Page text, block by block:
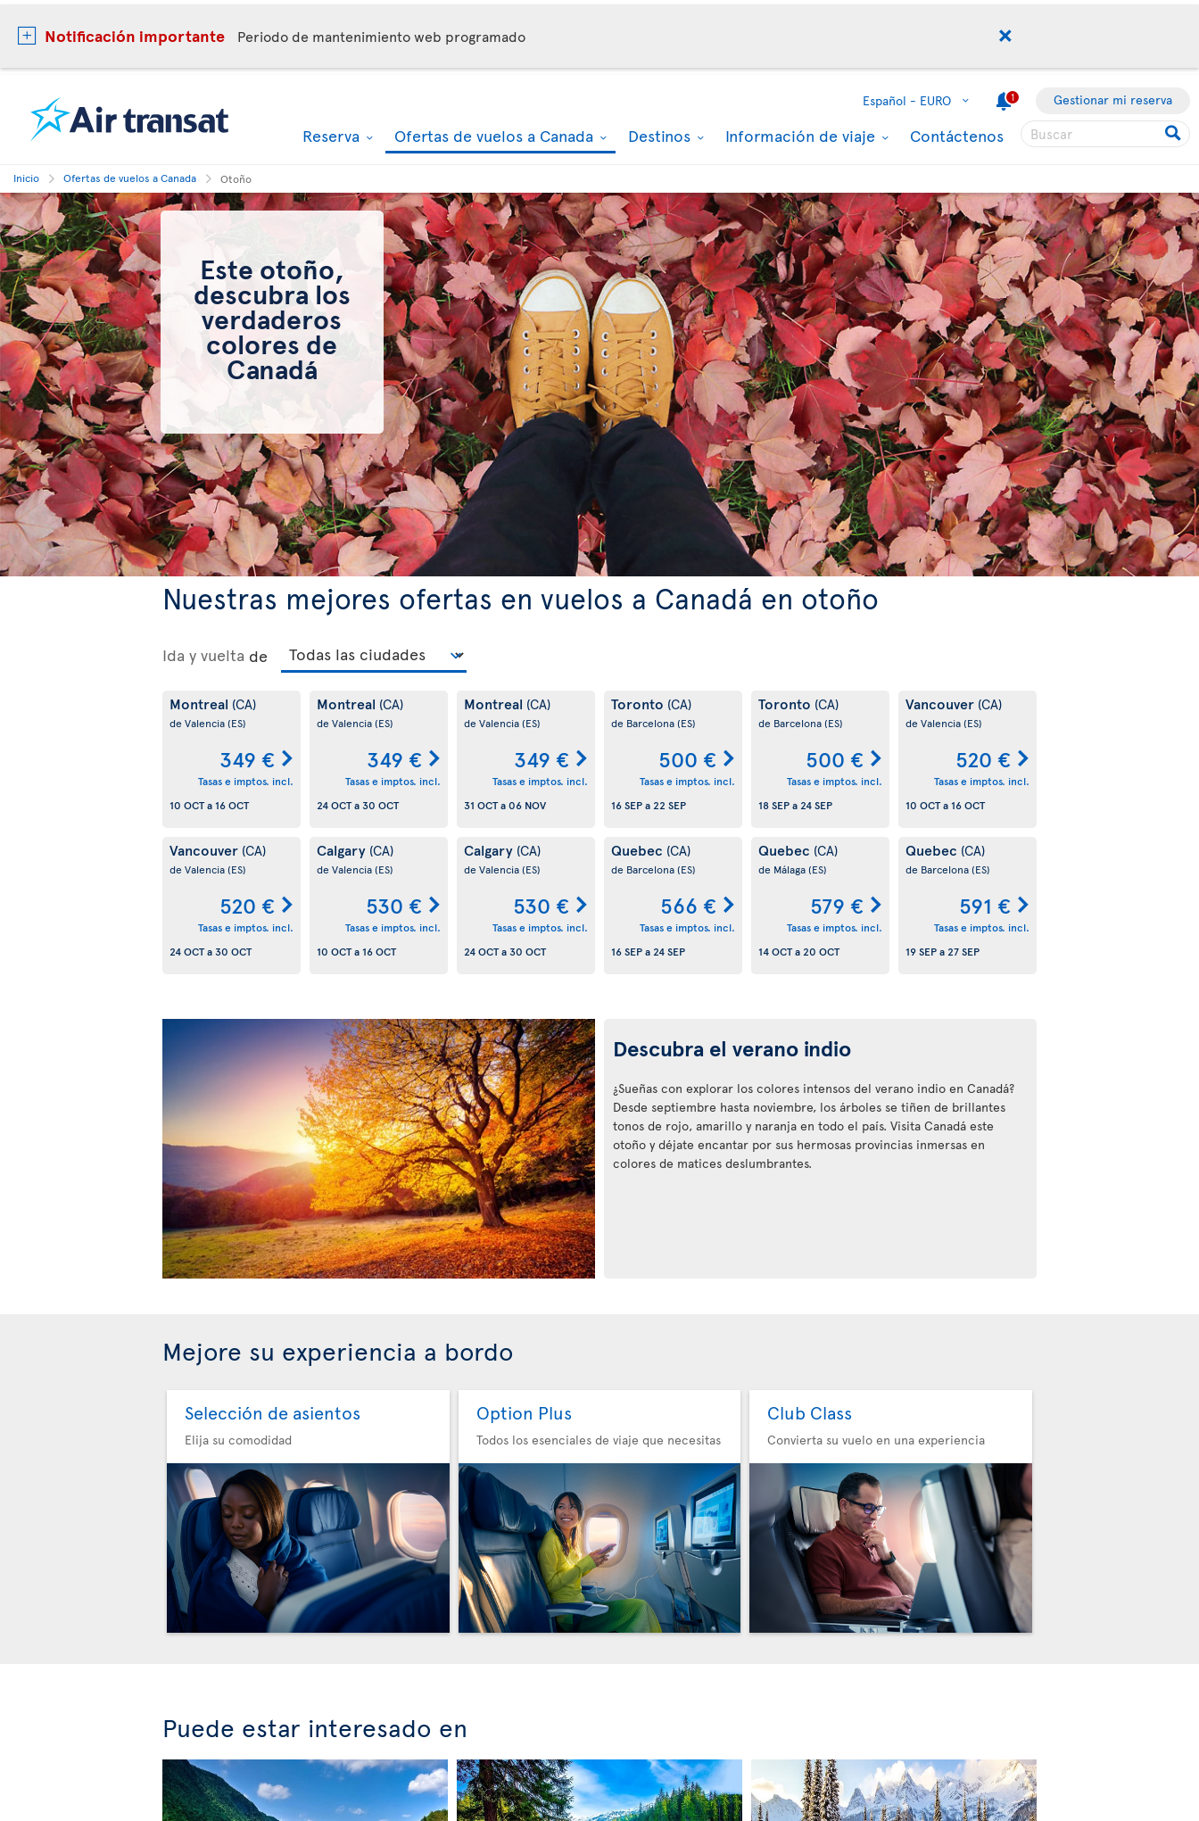
Notificación importante Periodo de mantenimiento web programado
Español - EURO 1 Gestionar mi reserva
Reserva Ofertas de vuelos a Canada Destinos Información de viaje Contáctenos
Inicio Ofertas de vuelos a Canada Otoño
Este otoño,
descubra los
verdaderos
colores de
Canadá
Nuestras mejores ofertas en vuelos a Canadá en otoño
Ida y vuelta de
Montreal (CA)
de Valencia(ES)
349 €
Tasas e imptos. incl.
10 OCTa 16 OCT
Montreal (CA)
de Valencia(ES)
349 €
Tasas e imptos. incl.
24 OCTa 30 OCT
Montreal (CA)
de Valencia(ES)
349 €
Tasas e imptos. incl.
31 OCTa06 NOV
Toronto (CA)
de Barcelona(ES)
500 €
Tasas e imptos. incl.
16 SEPa22 SEP
Toronto (CA)
de Barcelona(ES)
500 €
Tasas e imptos. incl.
18 SEPa24 SEP
Vancouver (CA)
de Valencia(ES)
520 €
Tasas e imptos. incl.
10 OCTa 16 OCT
Vancouver (CA)
de Valencia(ES)
520 €
Tasas e imptos. incl.
24 OCTa 30 OCT
Calgary (CA)
de Valencia(ES)
530 €
Tasas e imptos. incl.
10 OCTa 16 OCT
Calgary (CA)
de Valencia(ES)
530 €
Tasas e imptos. incl.
24 OCTa 30 OCT
Quebec (CA)
de Barcelona(ES)
566 €
Tasas e imptos. incl.
16 SEPa24 SEP
Quebec (CA)
de Málaga(ES)
579 €
Tasas e imptos. incl.
14 OCTa20 OCT
Quebec (CA)
de Barcelona(ES)
591 €
Tasas e imptos. incl.
19 SEPa27 SEP
Descubra el verano indio
¿Sueñas con explorar los colores intensos del verano indio en Canadá?
Desde septiembre hasta noviembre, los árboles se tiñen de brillantes
tonos de rojo, amarillo y naranja en todo el país. Visita Canadá este
otoño y déjate encantar por sus hermosas provincias inmersas en
colores de matices deslumbrantes.
Mejore su experiencia a bordo
Selección de asientos
Elija su comodidad
Option Plus
Todos los esenciales de viaje que necesitas
Club Class
Convierta su vuelo en una experiencia
Puede estar interesado en